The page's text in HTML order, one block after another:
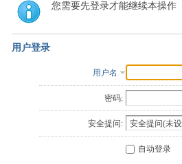
您需要先登录才能继续本操作
用户登录
用户名
密码:
安全提问:
自动登录